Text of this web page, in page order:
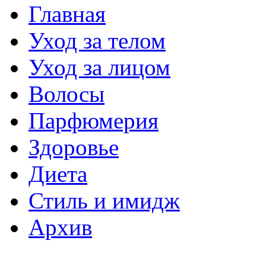
Главная
Уход за телом
Уход за лицом
Волосы
Парфюмерия
Здоровье
Диета
Стиль и имидж
Архив